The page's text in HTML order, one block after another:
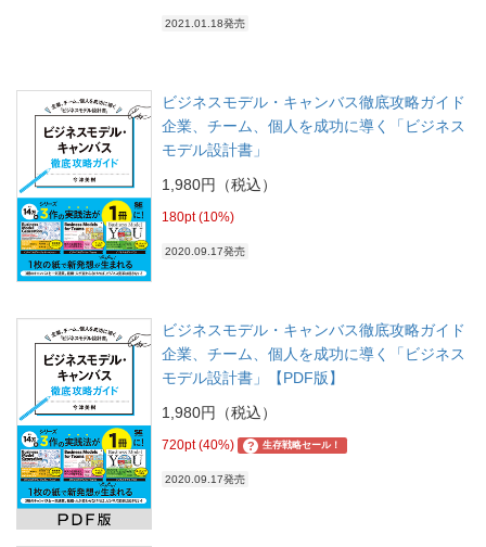
2021.01.18発売
ビジネスモデル・キャンバス徹底攻略ガイド
企業、チーム、個人を成功に導く「ビジネス
モデル設計書」
1,980円（税込）
180pt (10%)
2020.09.17発売
ビジネスモデル・キャンバス徹底攻略ガイド
企業、チーム、個人を成功に導く「ビジネス
モデル設計書」【PDF版】
1,980円（税込）
720pt (40%) ? 生存戦略セール！
2020.09.17発売